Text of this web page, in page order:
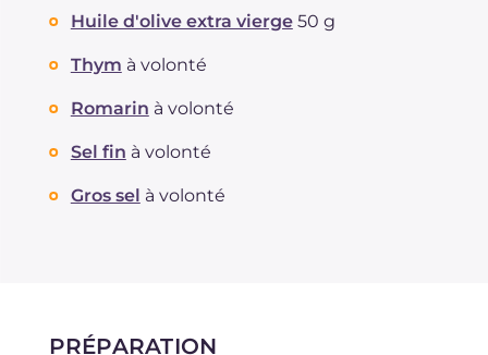
Huile d'olive extra vierge 50 g
Thym à volonté
Romarin à volonté
Sel fin à volonté
Gros sel à volonté
PRÉPARATION